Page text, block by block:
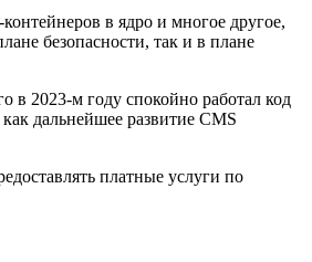
в ядро и многое другое,
безопасности, так и в плане
в 2023-м году спокойно работал код
дальнейшее развитие CMS
платные услуги по